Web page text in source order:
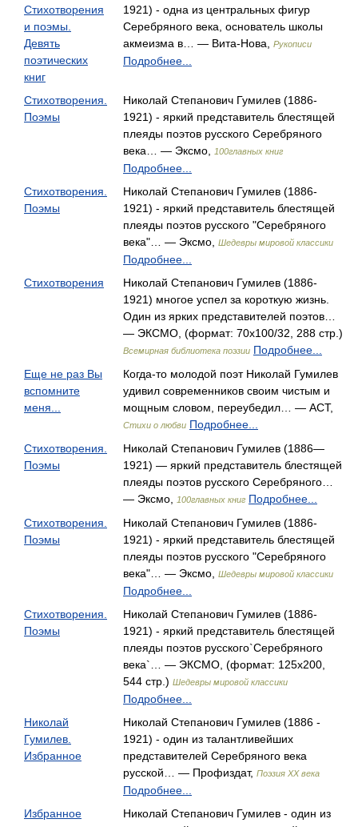
Стихотворения
и поэмы.
Девять
поэтических
книг
1921) - одна из центральных фигур
Серебряного века, основатель школы
акмеизма в… — Вита-Нова,
Рукописи
Подробнее...
Стихотворения.
Поэмы
Николай Степанович Гумилев (1886-
1921) - яркий представитель блестящей
плеяды поэтов русского Серебряного
века… — Эксмо,
100главных книг
Подробнее...
Стихотворения.
Поэмы
Николай Степанович Гумилев (1886-
1921) - яркий представитель блестящей
плеяды поэтов русского "Серебряного
века"… — Эксмо,
Шедевры мировой классики
Подробнее...
Стихотворения
Николай Степанович Гумилев (1886-
1921) многое успел за короткую жизнь.
Один из ярких представителей поэтов…
— ЭКСМО, (формат: 70x100/32, 288 стр.)
Всемирная библиотека поэзии Подробнее...
Еще не раз Вы
вспомните
меня...
Когда-то молодой поэт Николай Гумилев
удивил современников своим чистым и
мощным словом, переубедил… — АСТ,
Стихи о любви Подробнее...
Стихотворения.
Поэмы
Николай Степанович Гумилев (1886—
1921) — яркий представитель блестящей
плеяды поэтов русского Серебряного…
— Эксмо,
100главных книг Подробнее...
Стихотворения.
Поэмы
Николай Степанович Гумилев (1886-
1921) - яркий представитель блестящей
плеяды поэтов русского "Серебряного
века"… — Эксмо,
Шедевры мировой классики
Подробнее...
Стихотворения.
Поэмы
Николай Степанович Гумилев (1886-
1921) - яркий представитель блестящей
плеяды поэтов русского`Серебряного
века`… — ЭКСМО, (формат: 125x200,
544 стр.) Шедевры мировой классики
Подробнее...
Николай
Гумилев.
Избранное
Николай Степанович Гумилев (1886 -
1921) - один из талантливейших
представителей Серебряного века
русской… — Профиздат, Поэзия XX века
Подробнее...
Избранное
Николай Степанович Гумилев - один из